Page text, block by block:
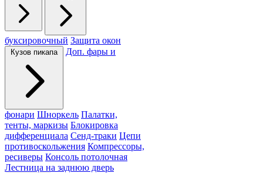
буксировочный Защита окон
Кузов пикапа Доп. фары и
фонари Шноркель Палатки,
тенты, маркизы Блокировка
дифференциала Сенд-траки Цепи
противоскольжения Компрессоры,
ресиверы Консоль потолочная
Лестница на заднюю дверь